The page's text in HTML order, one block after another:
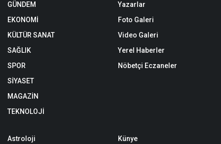
GÜNDEM
EKONOMİ
KÜLTÜR SANAT
SAĞLIK
SPOR
SİYASET
MAGAZİN
TEKNOLOJİ
Yazarlar
Foto Galeri
Video Galeri
Yerel Haberler
Nöbetçi Eczaneler
Astroloji Künye